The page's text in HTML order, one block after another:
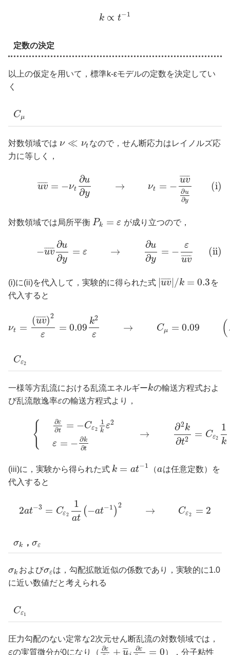
k ∝ t−1
定数の決定
以上の仮定を用いて，標準k-εモデルの定数を決定してい
く
Cμ
対数領域では ν ≪ νt なので，せん断応力はレイノルズ応
力に等しく，
uv
¯ ¯
¯¯¯ = −νt
∂u
∂y
→ νt = −
uv
¯ ¯
¯¯¯
∂u
∂y
(i)
対数領域では局所平衡 Pk = ε が成り立つので，
−uv
¯ ¯
¯¯¯ ∂u
∂y
= ε →
∂u
∂y
= −
ε
uv
¯ ¯
¯¯¯
(ii)
(i)に(ii)を代入して，実験的に得られた式 |uv
¯ ¯
¯¯¯ | /k = 0.3 を
代入すると
νt =
(uv
¯ ¯
¯¯¯)2
ε
= 0.09
k2
ε
→ Cμ = 0.09 (
Cε2
一様等方乱流における乱流エネルギーkの輸送方程式およ
び乱流散逸率εの輸送方程式より，
{ ∂ε
∂t = −Cε2
1
k
ε2
ε = − ∂k
∂t
→
∂2k
∂t2 = Cε2
1
k
(iii)に，実験から得られた式 k = at−1 （aは任意定数）を
代入すると
2at−3 = Cε2
1
at
(−at−1 )2 → Cε2 = 2
σk ，σε
σk およびσεは，勾配拡散近似の係数であり，実験的に1.0
に近い数値だと考えられる
Cε1
圧力勾配のない定常な2次元せん断乱流の対数領域では，
εの実質微分が0になり（ ∂ε + u
¯¯
¯ ∂ε = 0），分子粘性